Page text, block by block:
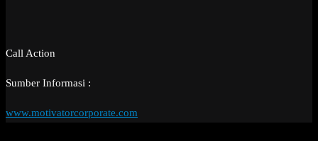
Call Action
Sumber Informasi :
www.motivatorcorporate.com